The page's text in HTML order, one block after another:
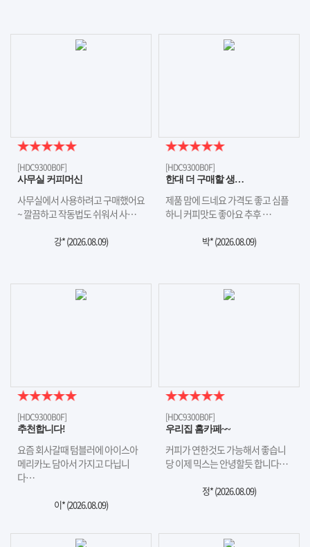
[HDC9300B0F]
사무실 커피머신
사무실에서 사용하려고 구매했어요
~ 깔끔하고 작동법도 쉬워서 사…
강* (2026.08.09)
[HDC9300B0F]
한대 더 구매할 생…
제품 맘에 드네요 가격도 좋고 심플
하니 커피맛도 좋아요 추후 …
박* (2026.08.09)
[HDC9300B0F]
추천합니다!
요즘 회사갈때 텀블러에 아이스아
메리카노 담아서 가지고 다닙니
다…
이* (2026.08.09)
[HDC9300B0F]
우리집 홈카페~~
커피가 연한것도 가능해서 좋습니
당 이제 믹스는 안녕할듯 합니다…
정* (2026.08.09)